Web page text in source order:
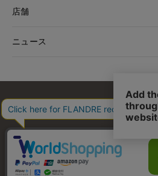
店舗
ニュース
お問い合わせ 利用規約 会社概要
特定商取引・古物営業法に基づく